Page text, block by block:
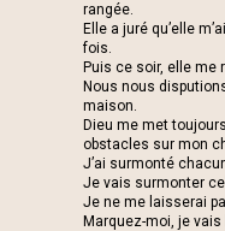
rangée.
Elle a juré qu’elle
fois.
Puis ce soir, elle me
Nous nous
maison.
Dieu me met
obstacles sur mon
J’ai surmonté
Je vais surmonter
Je ne me laisserai
Marquez-moi, je